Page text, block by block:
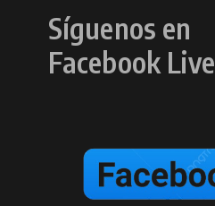
Síguenos en
Facebook Live